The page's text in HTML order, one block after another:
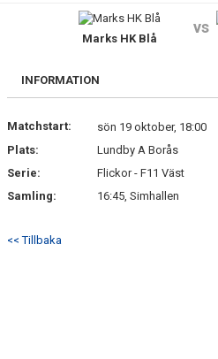
BILDGALLERI
KONTAKT
Marks HK Blå
vs
INFORMATION
Matchstart:
sön 19 oktober, 18:00
Plats:
Lundby A Borås
Serie:
Flickor - F11 Väst
Samling:
16:45, Simhallen
<< Tillbaka